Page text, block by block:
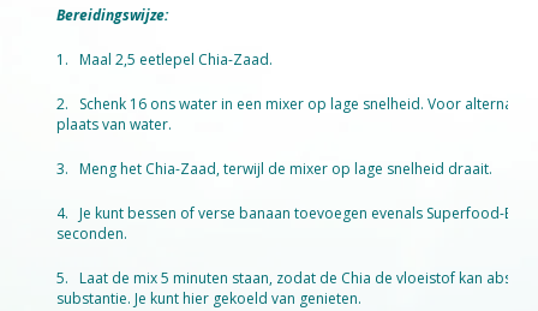
Bereidingswijze:
1. Maal 2,5 eetlepel Chia-Zaad.
2. Schenk 16 ons water in een mixer op lage snelheid. Voor
plaats van water.
3. Meng het Chia-Zaad, terwijl de mixer op lage snelheid draait.
4. Je kunt bessen of verse banaan toevoegen evenals Superfood-
seconden.
5. Laat de mix 5 minuten staan, zodat de Chia de vloeistof kan
substantie. Je kunt hier gekoeld van genieten.